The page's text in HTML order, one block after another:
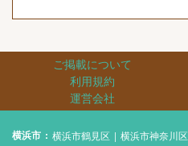
ご掲載について
利用規約
運営会社
横浜市 横浜市鶴見区 横浜市神奈川区